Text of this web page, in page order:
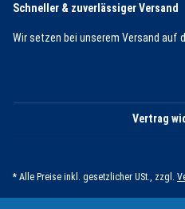
Schneller & zuverlässiger Versand
Wir setzen bei unserem Versand auf
Vertrag
* Alle Preise inkl. gesetzlicher USt., zzgl.